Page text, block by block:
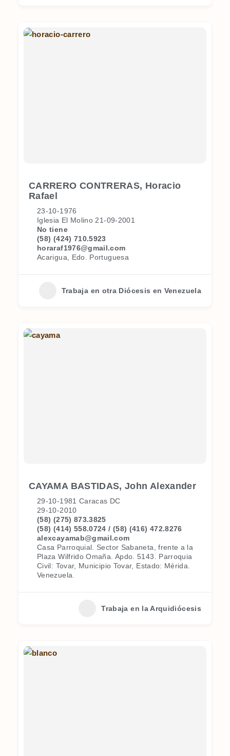
CARRERO CONTRERAS, Horacio
Rafael
23-10-1976
Iglesia El Molino 21-09-2001
No tiene
(58) (424) 710.5923
horaraf1976@gmail.com
Acarigua, Edo. Portuguesa
Trabaja en otra Diócesis en Venezuela
CAYAMA BASTIDAS, John Alexander
29-10-1981 Caracas DC
29-10-2010
(58) (275) 873.3825
(58) (414) 558.0724 / (58) (416) 472.8276
alexcayamab@gmail.com
Casa Parroquial. Sector Sabaneta, frente a la
Plaza Wilfrido Omaña. Apdo. 5143. Parroquia
Civil: Tovar, Municipio Tovar, Estado: Mérida.
Venezuela.
Trabaja en la Arquidiócesis